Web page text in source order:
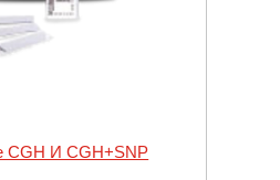
CGH И CGH+SNP